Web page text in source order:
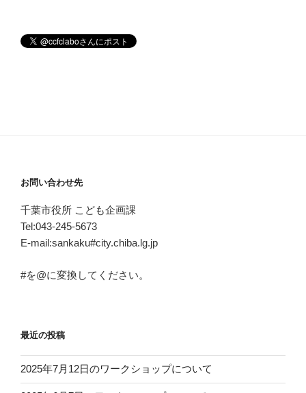
お問い合わせ先
千葉市役所 こども企画課
Tel:043-245-5673
E-mail:sankaku#city.chiba.lg.jp
#を@に変換してください。
最近の投稿
2025年7月12日のワークショップについて